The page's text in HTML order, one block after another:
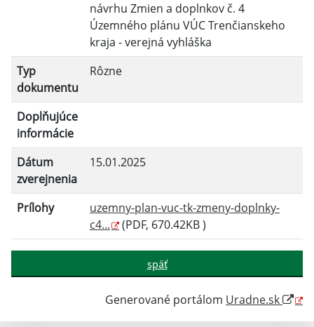
návrhu Zmien a doplnkov č. 4
Územného plánu VÚC Trenčianskeho
kraja - verejná vyhláška
Typ
dokumentu
Rôzne
Doplňujúce
informácie
Dátum
zverejnenia
15.01.2025
Prílohy
uzemny-plan-vuc-tk-zmeny-doplnky-
c4...
(PDF, 670.42KB )
späť
Generované portálom Uradne.sk